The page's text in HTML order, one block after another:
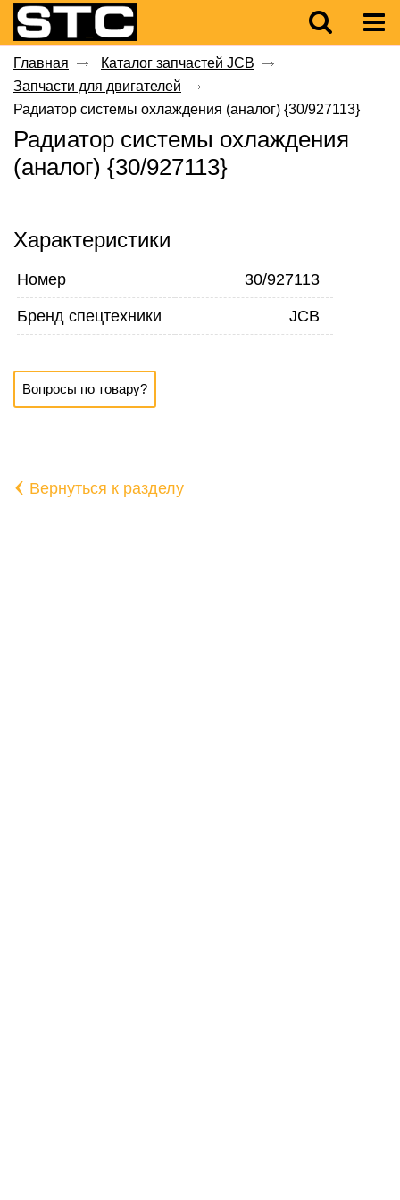
Главная
Каталог запчастей JCB
Запчасти для двигателей
Радиатор системы охлаждения (аналог) {30/927113}
Радиатор системы охлаждения
(аналог) {30/927113}
Характеристики
Номер 30/927113
Бренд спецтехники JCB
Вопросы по товару?
‹ Вернуться к разделу